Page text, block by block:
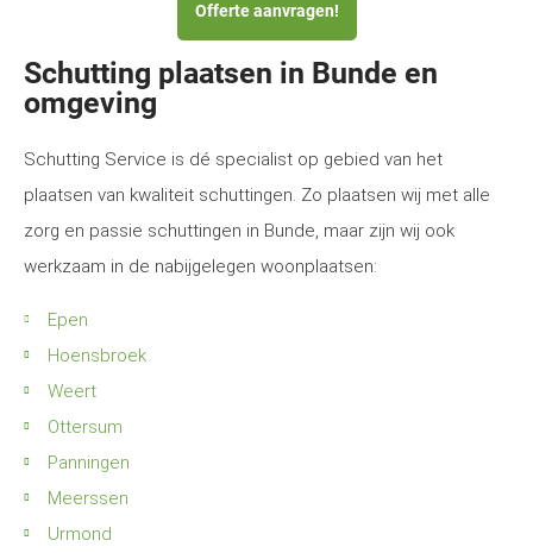
Offerte aanvragen!
Schutting plaatsen in Bunde en
omgeving
Schutting Service is dé specialist op gebied van het
plaatsen van kwaliteit schuttingen. Zo plaatsen wij met alle
zorg en passie schuttingen in Bunde, maar zijn wij ook
werkzaam in de nabijgelegen woonplaatsen:
Epen
Hoensbroek
Weert
Ottersum
Panningen
Meerssen
Urmond